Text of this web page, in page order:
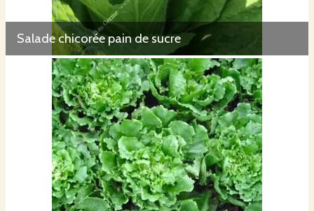
Salade chicorée pain de sucre